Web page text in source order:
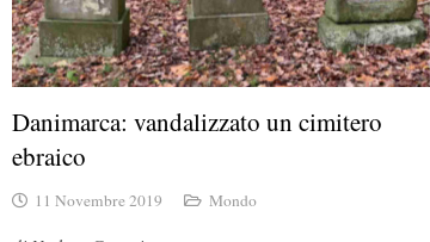
Danimarca: vandalizzato un cimitero
ebraico
11 Novembre 2019 Mondo